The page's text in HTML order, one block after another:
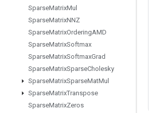
SparseMatrixMul
SparseMatrixNNZ
SparseMatrixOrderingAMD
SparseMatrixSoftmax
SparseMatrixSoftmaxGrad
SparseMatrixSparseCholesky
SparseMatrixSparseMatMul
SparseMatrixTranspose
SparseMatrixZeros